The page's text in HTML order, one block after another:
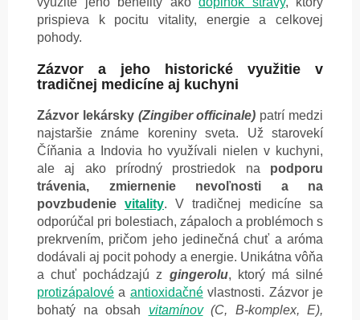
prispieva k pocitu vitality, energie a celkovej
pohody.
Zázvor a jeho historické využitie v
tradičnej medicíne aj kuchyni
Zázvor lekársky (Zingiber officinale) patrí medzi
najstaršie známe koreniny sveta. Už starovekí
Číňania a Indovia ho využívali nielen v kuchyni,
ale aj ako prírodný prostriedok na podporu
trávenia, zmiernenie nevoľnosti a na
povzbudenie vitality. V tradičnej medicíne sa
odporúčal pri bolestiach, zápaloch a problémoch s
prekrvením, pričom jeho jedinečná chuť a aróma
dodávali aj pocit pohody a energie. Unikátna vôňa
a chuť pochádzajú z gingerolu, ktorý má silné
protizápalové a antioxidačnévlastnosti. Zázvor je
bohatý na obsah vitamínov(C, B-komplex, E),